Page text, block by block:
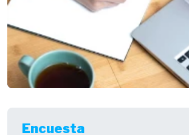
Encuesta